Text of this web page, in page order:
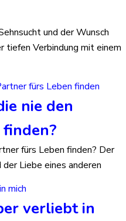
und der Wunsch
tiefen Verbindung mit einem
nie den
fürs Leben finden? Der
der Liebe eines anderen
verliebt in